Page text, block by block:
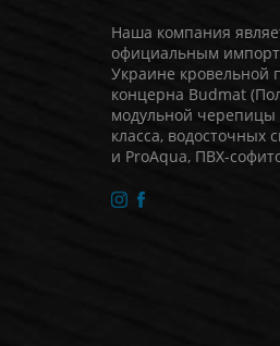
Наша компания
официальным
Украине кровельной
концерна Budmat
модульной
класса, водосточных
и ProAqua, ПВХ-